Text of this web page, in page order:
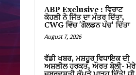
ABP Exclusive : ਵਿਰਾਟ
ਕੋਹਲੀ ਨੇ ਜਿੱਤ ਦਾ ਮੰਤਰ ਦਿੱਤਾ,
CWG ਵਿੱਚ 'ਗੋਲਡਨ ਪੰਚ' ਦਿੱਤਾ
August 7, 2026
ਵੱਡੀ ਖਬਰ, ਮਸ਼ਹੂਰ ਵਿਧਾਇਕ ਦੀ
ਅਸ਼ਲੀਲ ਹਰਕਤ, ਔਰਤ ਬੋਲੀ- ਮੇਰੇ